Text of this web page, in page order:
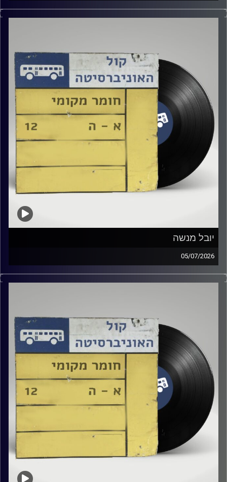
עמית פרידמן מארח את חזוניש
יובל מנשה
05/07/2026
שיר אברני מארחת את יובל מנשה